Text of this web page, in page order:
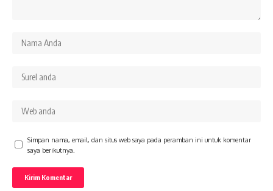
Simpan nama, email, dan situs web saya pada peramban ini untuk komentar
saya berikutnya.